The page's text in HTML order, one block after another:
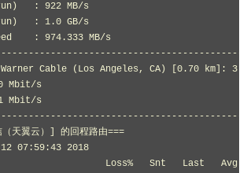
: 922 MB/s
: 1.0 GB/s
: 974.333 MB/s
Cable (Los Angeles, CA) [0.70 km]:
Mbit/s
Mbit/s
天翼云）] 的回程路由===
07:59:43 2018
Loss%   Snt   Last   Avg